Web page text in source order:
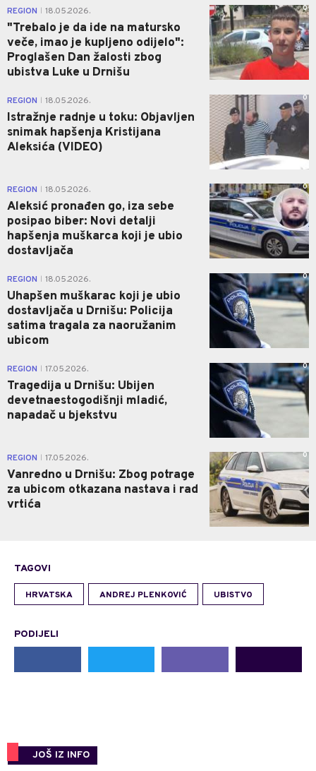
REGION 18.05.2026.
"Trebalo je da ide na matursko
veče, imao je kupljeno odijelo":
Proglašen Dan žalosti zbog
ubistva Luke u Drnišu
0
REGION 18.05.2026.
Istražnje radnje u toku: Objavljen
snimak hapšenja Kristijana
Aleksića (VIDEO)
0
REGION 18.05.2026.
Aleksić pronađen go, iza sebe
posipao biber: Novi detalji
hapšenja muškarca koji je ubio
dostavljača
0
REGION 18.05.2026.
Uhapšen muškarac koji je ubio
dostavljača u Drnišu: Policija
satima tragala za naoružanim
ubicom
0
REGION 17.05.2026.
Tragedija u Drnišu: Ubijen
devetnaestogodišnji mladić,
napadač u bjekstvu
0
REGION 17.05.2026.
Vanredno u Drnišu: Zbog potrage
za ubicom otkazana nastava i rad
vrtića
0
TAGOVI
HRVATSKA ANDREJ PLENKOVIĆ UBISTVO
PODIJELI
JOŠ IZ INFO